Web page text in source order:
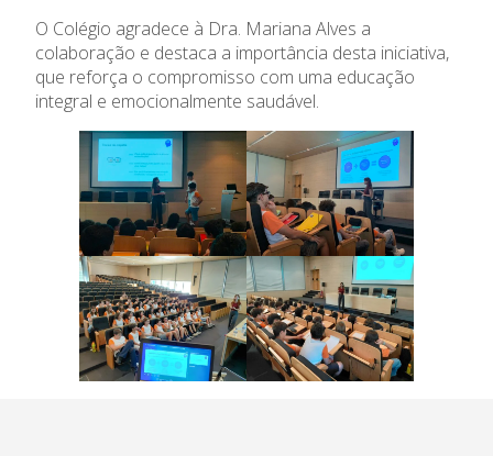
Notícias
O Colégio agradece à Dra. Mariana Alves a
colaboração e destaca a importância desta iniciativa,
que reforça o compromisso com uma educação
integral e emocionalmente saudável.